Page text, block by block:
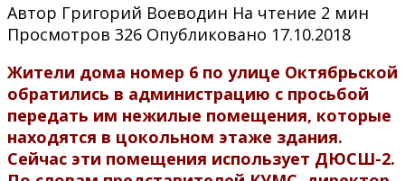
Автор Григорий Воеводин На чтение 2 мин
Просмотров 326 Опубликовано 17.10.2018
Жители дома номер 6 по улице Октябрьской
обратились в администрацию с просьбой
передать им нежилые помещения, которые
находятся в цокольном этаже здания.
Сейчас эти помещения использует ДЮСШ-2.